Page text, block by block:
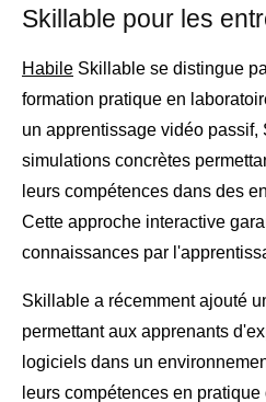
Skillable pour les
Habile Skillable se distingue
formation pratique en
un apprentissage vidéo
simulations concrètes
leurs compétences dans des
Cette approche interactive
connaissances par
Skillable a récemment ajouté
permettant aux apprenants
logiciels dans un
leurs compétences en